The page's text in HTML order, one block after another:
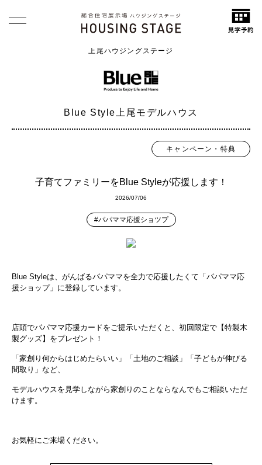
上尾ハウジングステージ
Blue Style上尾モデルハウス
キャンペーン・特典
子育てファミリーをBlue Styleが応援します！
2026/07/06
#パパママ応援ショツプ
Blue Styleは、がんばるパパママを全力で応援したくて「パパママ応
援ショップ」に登録しています。
店頭でパパママ応援カードをご提示いただくと、初回限定で【特製木
製グッズ】をプレゼント！
「家創り何からはじめたらいい」「土地のご相談」「子どもが伸びる
間取り」など、
モデルハウスを見学しながら家創りのことならなんでもご相談いただ
けます。
お気軽にご来場ください。